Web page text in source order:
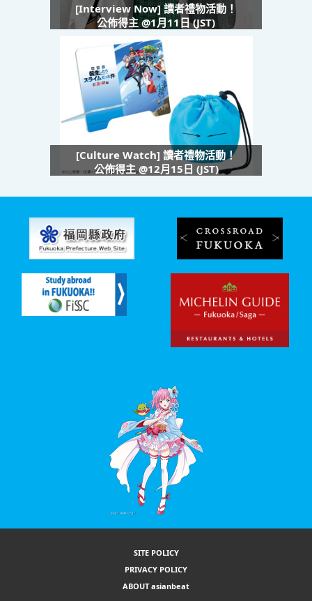
[Interview Now] 讀者禮物活動！
公佈得主 @1月11日 (JST)
[Culture Watch] 讀者禮物活動！
公佈得主 @12月15日 (JST)
SITE POLICY
PRIVACY POLICY
ABOUT asianbeat